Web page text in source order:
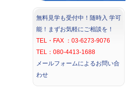
無料見学も受付中！随時入 学可
能！まずお気軽にご相談を！
TEL・FAX ：03-6273-9076
TEL：080-4413-1688
メールフォームによるお問い合
わせ